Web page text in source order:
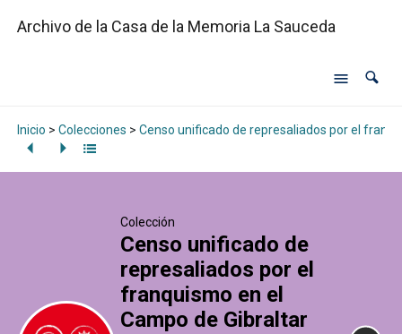
Archivo de la Casa de la Memoria La Sauceda
Inicio > Colecciones > Censo unificado de represaliados por el
Colección
Censo unificado de
represaliados por el
franquismo en el
Campo de Gibraltar